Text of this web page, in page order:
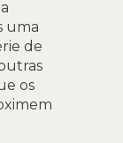
uma
de
os